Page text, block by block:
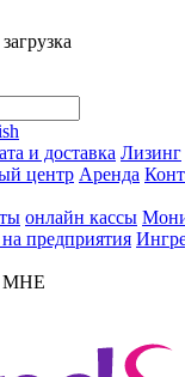
и доставка Лизинг
центр Аренда
онлайн кассы
предприятия
МНЕ